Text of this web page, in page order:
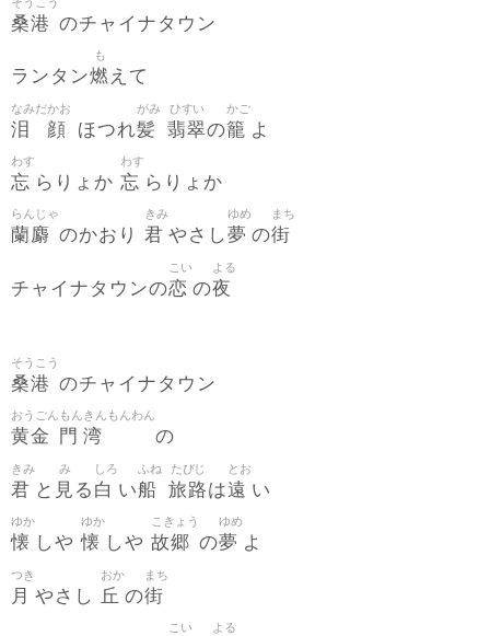
桑港 のチャイナタウン
ランタン燃
も
えて
泪
なみだ
顔
かお
ほつれ髪
がみ
翡翠
ひすい
の籠
かご
よ
忘
わす
らりょか 忘
わす
らりょか
蘭麝
らんじゃ
のかおり 君
きみ
やさし夢
ゆめ
の街
まち
チャイナタウンの恋
こい
の夜
よる
桑港
そうこう
のチャイナタウン
黄金
おうごん
門
もん
湾
きんもんわん
の
君
きみ
と 見
み
る 白
しろ
い船
ふね
旅路
たびじ
は遠
とお
い
懐
ゆか
しや懐
ゆか
しや 故郷
こきょう
の夢
ゆめ
よ
月
つき
やさし 丘
おか
の街
まち
こい よる